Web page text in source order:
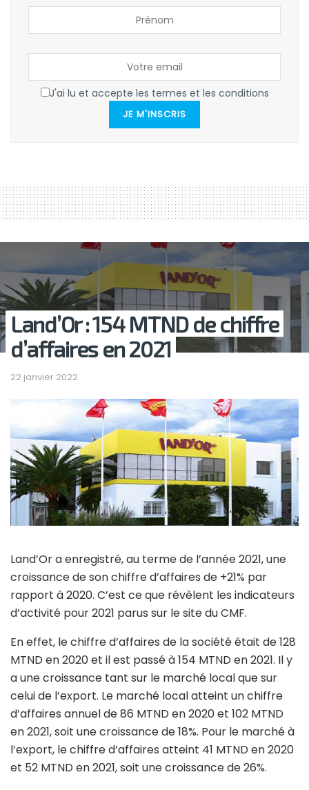
J'ai lu et accepte les termes et les conditions
JE M'INSCRIS
Land’Or : 154 MTND de chiffre
d’affaires en 2021
22 janvier 2022
Land’Or a enregistré, au terme de l’année 2021, une
croissance de son chiffre d’affaires de +21% par
rapport à 2020. C’est ce que révèlent les indicateurs
d’activité pour 2021 parus sur le site du CMF.
En effet, le chiffre d’affaires de la société était de 128
MTND en 2020 et il est passé à 154 MTND en 2021. Il y
a une croissance tant sur le marché local que sur
celui de l’export. Le marché local atteint un chiffre
d’affaires annuel de 86 MTND en 2020 et 102 MTND
en 2021, soit une croissance de 18%. Pour le marché à
l’export, le chiffre d’affaires atteint 41 MTND en 2020
et 52 MTND en 2021, soit une croissance de 26%.